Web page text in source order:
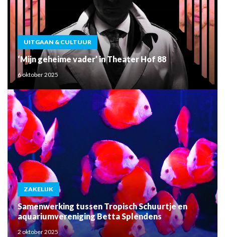
UITGAAN & CULTUUR
‘Mijn geheime vader’ in Theater Hof 88
6 oktober 2025
ZAKELIJK
Samenwerking tussen Tropisch Schuurtje en
aquariumvereniging Betta Splendens
2 oktober 2025